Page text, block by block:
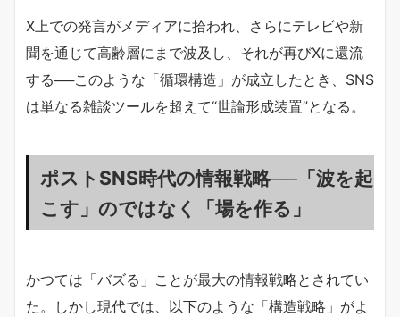
X上での発言がメディアに拾われ、さらにテレビや新
聞を通じて高齢層にまで波及し、それが再びXに還流
する──このような「循環構造」が成立したとき、SNS
は単なる雑談ツールを超えて“世論形成装置”となる。
ポストSNS時代の情報戦略──「波を起
こす」のではなく「場を作る」
かつては「バズる」ことが最大の情報戦略とされてい
た。しかし現代では、以下のような「構造戦略」がよ